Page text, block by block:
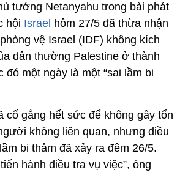
tướng Netanyahu trong bài phát
hội Israel hôm 27/5 đã thừa nhận
vệ Israel (IDF) không kích
dân thường Palestine ở thành
đó một ngày là một “sai lầm bi
cố gắng hết sức để không gây tổn
không liên quan, nhưng điều
bi thảm đã xảy ra đêm 26/5.
hành điều tra vụ việc”, ông